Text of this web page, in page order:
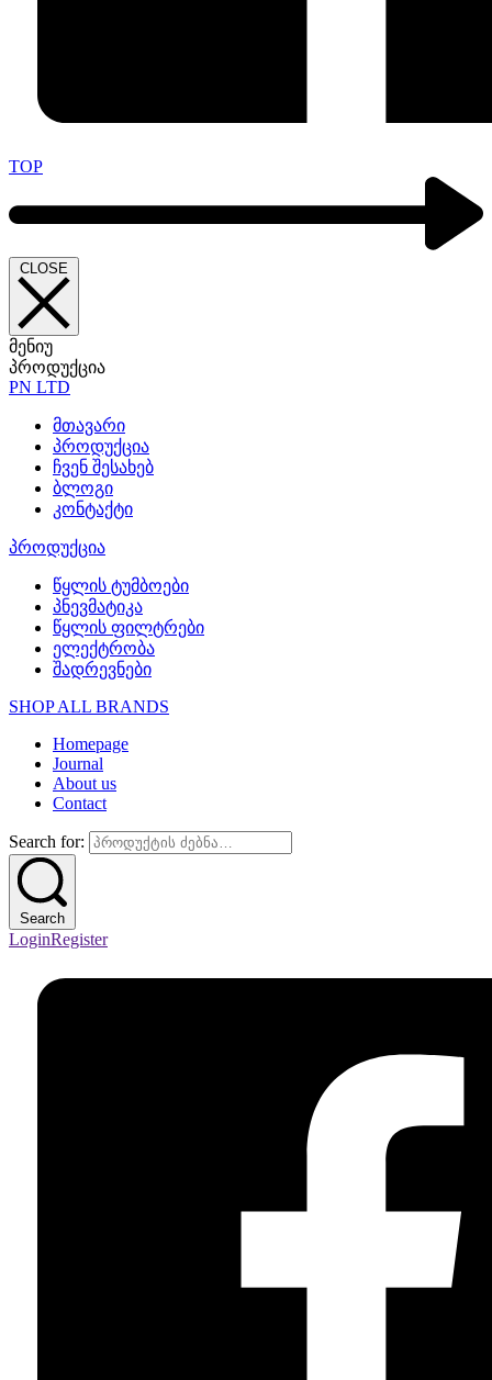
TOP
CLOSE
მენიუ
პროდუქცია
PN LTD
მთავარი
პროდუქცია
ჩვენ შესახებ
ბლოგი
კონტაქტი
პროდუქცია
წყლის ტუმბოები
პნევმატიკა
წყლის ფილტრები
ელექტრობა
შადრევნები
SHOP ALL BRANDS​
Homepage
Journal
About us
Contact
Search for:
Search
LoginRegister